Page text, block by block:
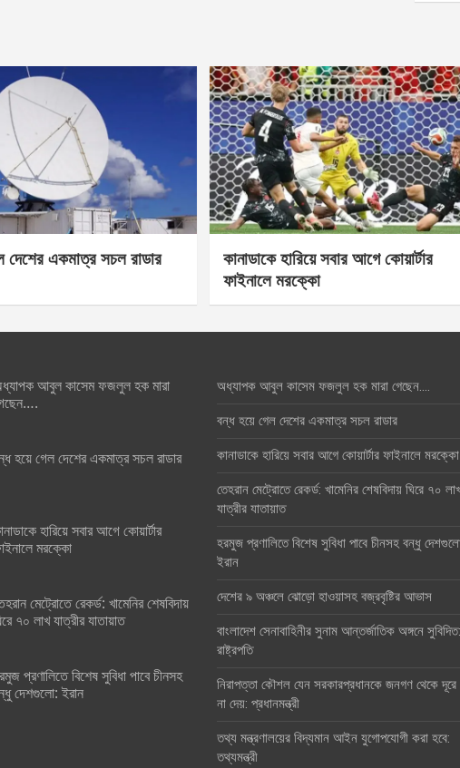
দেশের একমাত্র সচল রাডার
কানাডাকে হারিয়ে সবার আগে কোয়ার্টার
ফাইনালে মরক্কো
আবুল কাসেম ফজলুল হক মারা
হয়ে গেল দেশের একমাত্র সচল রাডার
হারিয়ে সবার আগে কোয়ার্টার
মরক্কো
মেট্রোতে রেকর্ড: খামেনির শেষবিদায়
৭০ লাখ যাত্রীর যাতায়াত
প্রণালিতে বিশেষ সুবিধা পাবে চীনসহ
দেশগুলো: ইরান
অধ্যাপক আবুল কাসেম ফজলুল হক মারা গেছেন….
বন্ধ হয়ে গেল দেশের একমাত্র সচল রাডার
কানাডাকে হারিয়ে সবার আগে কোয়ার্টার ফাইনালে মরক্কো
তেহরান মেট্রোতে রেকর্ড: খামেনির শেষবিদায় ঘিরে ৭০
যাত্রীর যাতায়াত
হরমুজ প্রণালিতে বিশেষ সুবিধা পাবে চীনসহ বন্ধু
ইরান
দেশের ৯ অঞ্চলে ঝোড়ো হাওয়াসহ বজ্রবৃষ্টির আভাস
বাংলাদেশ সেনাবাহিনীর সুনাম আন্তর্জাতিক অঙ্গনে সুবিদিত:
রাষ্ট্রপতি
নিরাপত্তা কৌশল যেন সরকারপ্রধানকে জনগণ থেকে দূরে
না দেয়: প্রধানমন্ত্রী
তথ্য মন্ত্রণালয়ের বিদ্যমান আইন যুগোপযোগী করা হবে:
তথ্যমন্ত্রী